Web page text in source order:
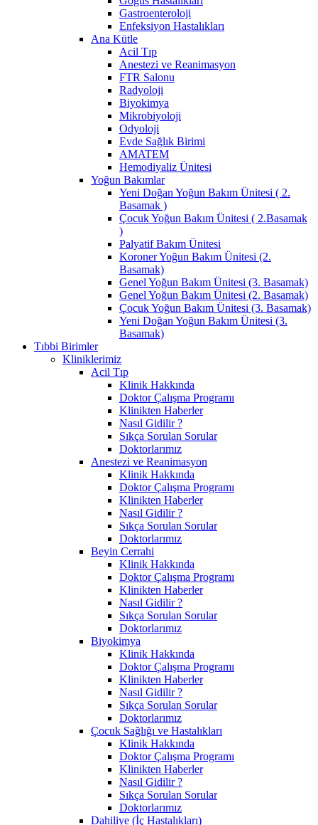
Gastroenteroloji
Enfeksiyon Hastalıkları
Ana Kütle
Acil Tıp
Anestezi ve Reanimasyon
FTR Salonu
Radyoloji
Biyokimya
Mikrobiyoloji
Odyoloji
Evde Sağlık Birimi
AMATEM
Hemodiyaliz Ünitesi
Yoğun Bakımlar
Yeni Doğan Yoğun Bakım Ünitesi ( 2.
Basamak )
Çocuk Yoğun Bakım Ünitesi ( 2.Basamak
)
Palyatif Bakım Ünitesi
Koroner Yoğun Bakım Ünitesi (2.
Basamak)
Genel Yoğun Bakım Ünitesi (3. Basamak)
Genel Yoğun Bakım Ünitesi (2. Basamak)
Çocuk Yoğun Bakım Ünitesi (3. Basamak)
Yeni Doğan Yoğun Bakım Ünitesi (3.
Basamak)
Tıbbi Birimler
Kliniklerimiz
Acil Tıp
Klinik Hakkında
Doktor Çalışma Programı
Klinikten Haberler
Nasıl Gidilir ?
Sıkça Sorulan Sorular
Doktorlarımız
Anestezi ve Reanimasyon
Klinik Hakkında
Doktor Çalışma Programı
Klinikten Haberler
Nasıl Gidilir ?
Sıkça Sorulan Sorular
Doktorlarımız
Beyin Cerrahi
Klinik Hakkında
Doktor Çalışma Programı
Klinikten Haberler
Nasıl Gidilir ?
Sıkça Sorulan Sorular
Doktorlarımız
Biyokimya
Klinik Hakkında
Doktor Çalışma Programı
Klinikten Haberler
Nasıl Gidilir ?
Sıkça Sorulan Sorular
Doktorlarımız
Çocuk Sağlığı ve Hastalıkları
Klinik Hakkında
Doktor Çalışma Programı
Klinikten Haberler
Nasıl Gidilir ?
Sıkça Sorulan Sorular
Doktorlarımız
Dahiliye (İç Hastalıkları)